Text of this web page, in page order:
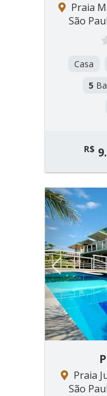
Praia
São
Casa
5
R$
Previous
Praia
São